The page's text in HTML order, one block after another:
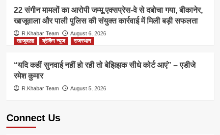
22 संगीन मामलों का आरोपी जम्मू एक्सप्रेस-वे से दबोचा गया, बीकानेर,
खाजूवाला और पाली पुलिस की संयुक्त कार्रवाई में मिली बड़ी सफलता
R.Khabar Team
August 6, 2026
खाजूवाला
ब्रेकिंग न्यूज राजस्थान
“यदि कहीं सुनवाई नहीं हो रही तो बेझिझक सीधे कोर्ट आएं” – एडीजे
रमेश कुमार
R.Khabar Team August 5, 2026
Connect Us